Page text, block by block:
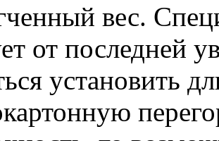
вес.
от последней
установить